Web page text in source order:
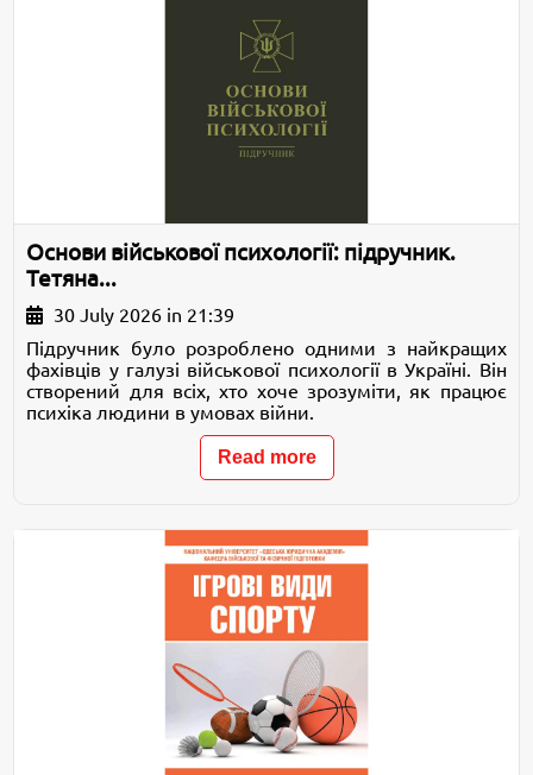
Основи військової психології: підручник.
Тетяна...
30 July 2026 in 21:39
Підручник було розроблено одними з найкращих
фахівців у галузі військової психології в Україні. Він
створений для всіх, хто хоче зрозуміти, як працює
психіка людини в умовах війни.
Read more